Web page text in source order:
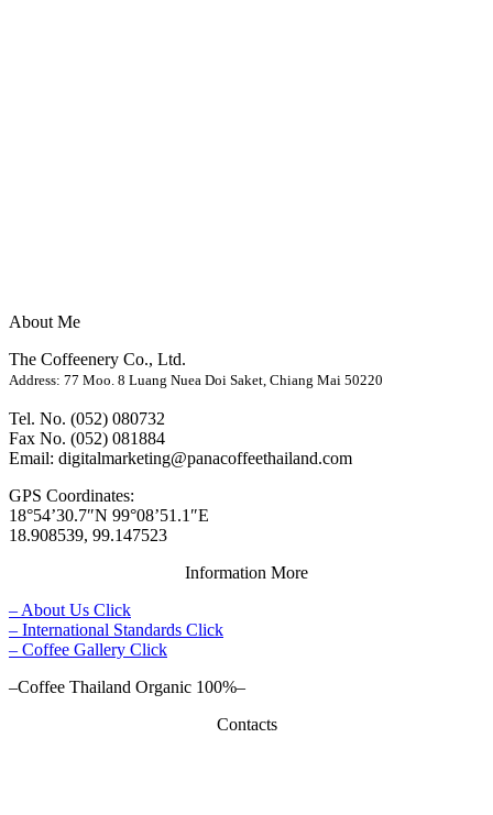
About Me
The Coffeenery Co., Ltd.
Address: 77 Moo. 8 Luang Nuea Doi Saket, Chiang Mai 50220
Tel. No. (052) 080732
Fax No. (052) 081884
Email: digitalmarketing@panacoffeethailand.com
GPS Coordinates:
18°54’30.7″N 99°08’51.1″E
18.908539, 99.147523
Information More
– About Us Click
– International Standards Click
– Coffee Gallery Click
–Coffee Thailand Organic 100%–
Contacts